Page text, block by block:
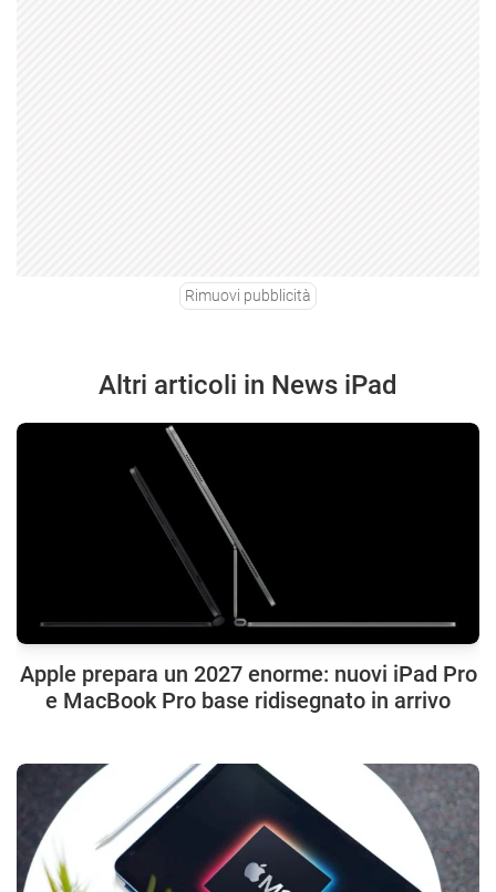
Rimuovi pubblicità
Altri articoli in News iPad
Apple prepara un 2027 enorme: nuovi iPad Pro
e MacBook Pro base ridisegnato in arrivo